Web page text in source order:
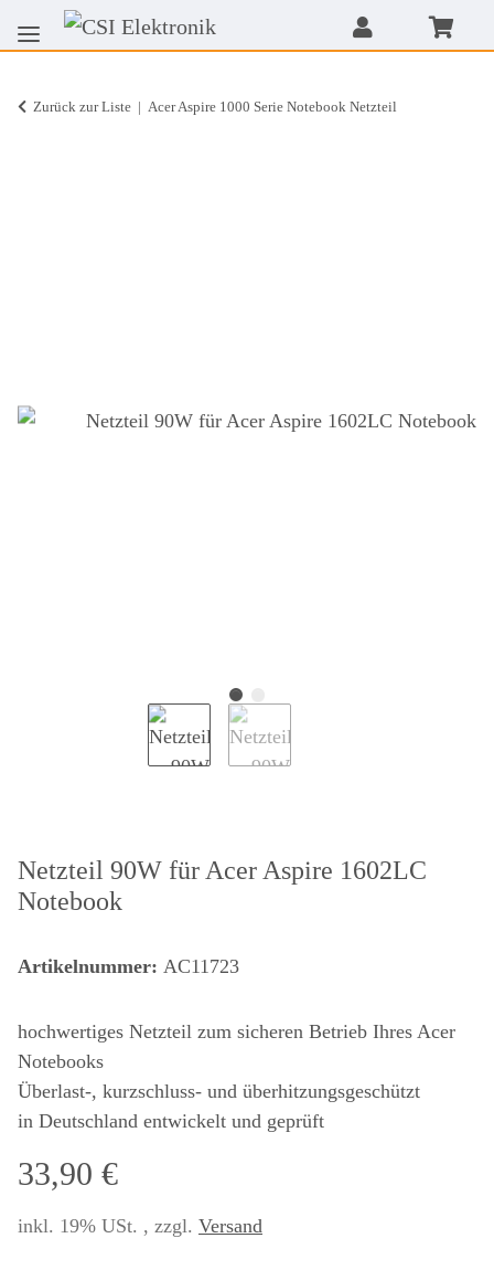
Zurück zur Liste Acer Aspire 1000 Serie Notebook Netzteil
Netzteil 90W für Acer Aspire 1602LC
Notebook
Artikelnummer: AC11723
hochwertiges Netzteil zum sicheren Betrieb Ihres Acer
Notebooks
Überlast-, kurzschluss- und überhitzungsgeschützt
in Deutschland entwickelt und geprüft
33,90 €
inkl. 19% USt. , zzgl. Versand